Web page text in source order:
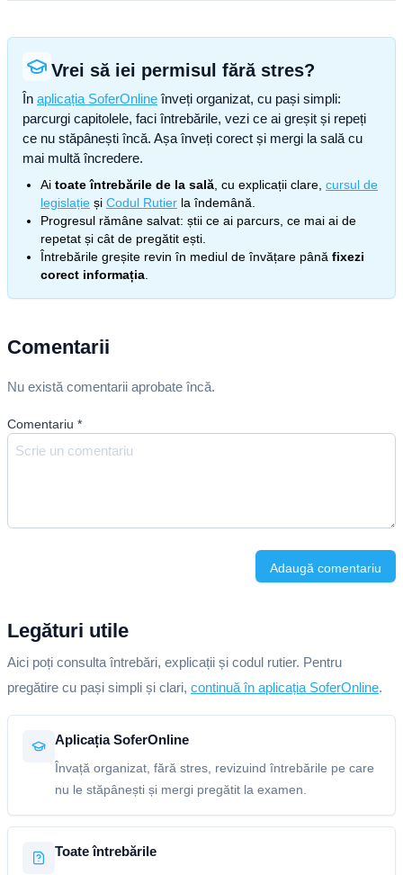
Vrei să iei permisul fără stres?
În aplicația SoferOnline înveți organizat, cu pași simpli:
parcurgi capitolele, faci întrebările, vezi ce ai greșit și repeți
ce nu stăpânești încă. Așa înveți corect și mergi la sală cu
mai multă încredere.
Ai toate întrebările de la sală , cu explicații clare, cursul de
legislație și Codul Rutier la îndemână.
Progresul rămâne salvat: știi ce ai parcurs, ce mai ai de
repetat și cât de pregătit ești.
Întrebările greșite revin în mediul de învățare până fixezi
corect informația
Comentarii
Nu există comentarii aprobate încă.
Comentariu *
Adaugă comentariu
Legături utile
Aici poți consulta întrebări, explicații și codul rutier. Pentru
pregătire cu pași simpli și clari, continuă în aplicația SoferOnline.
Aplicația SoferOnline
Învață organizat, fără stres, revizuind întrebările pe care
nu le stăpânești și mergi pregătit la examen.
Toate întrebările